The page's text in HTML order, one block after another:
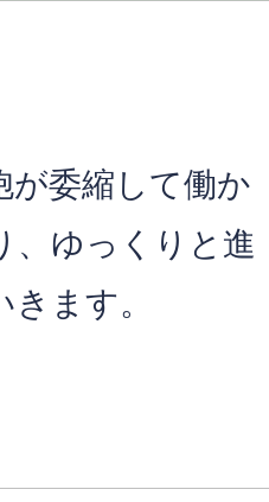
が委縮して働か
、ゆっくりと進
ます。